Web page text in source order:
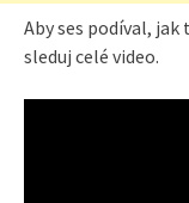
Aby ses podíval,
sleduj celé video.